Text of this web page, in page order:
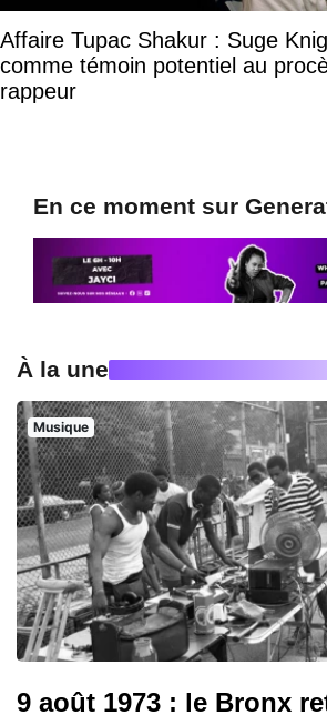
Affaire Tupac Shakur : Suge
comme témoin potentiel au
rappeur
En ce moment sur
À la une
Musique
9 août 1973 : le Bronx